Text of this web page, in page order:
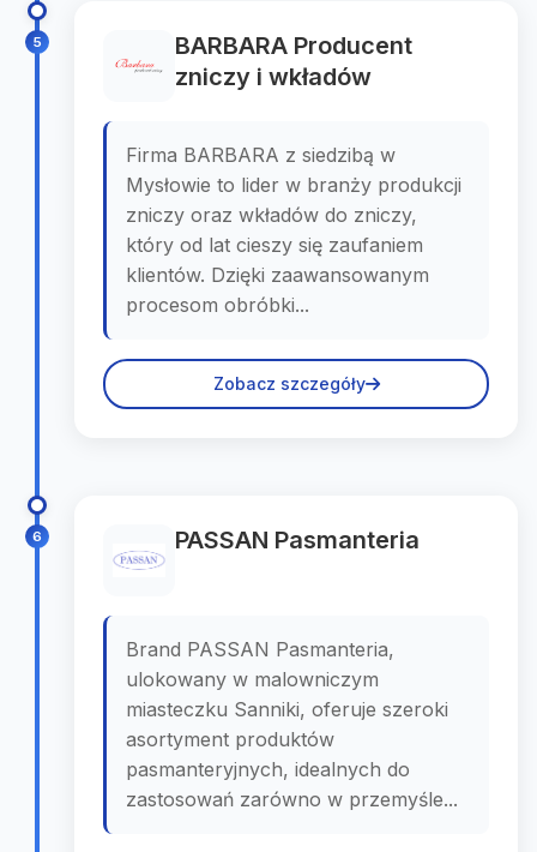
5
BARBARA Producent
zniczy i wkładów
Firma BARBARA z siedzibą w
Mysłowie to lider w branży produkcji
zniczy oraz wkładów do zniczy,
który od lat cieszy się zaufaniem
klientów. Dzięki zaawansowanym
procesom obróbki...
Zobacz szczegóły
6 PASSAN Pasmanteria
Brand PASSAN Pasmanteria,
ulokowany w malowniczym
miasteczku Sanniki, oferuje szeroki
asortyment produktów
pasmanteryjnych, idealnych do
zastosowań zarówno w przemyśle...